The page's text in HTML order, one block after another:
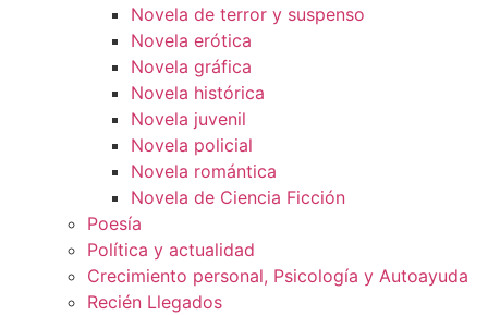
Novela de terror y suspenso
Novela erótica
Novela gráfica
Novela histórica
Novela juvenil
Novela policial
Novela romántica
Novela de Ciencia Ficción
Poesía
Política y actualidad
Crecimiento personal, Psicología y Autoayuda
Recién Llegados